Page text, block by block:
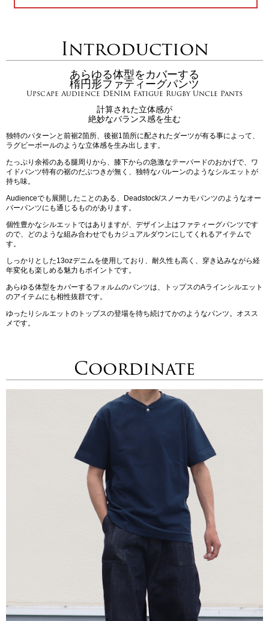
Introduction
あらゆる体型をカバーする
楕円形ファティーグパンツ
Upscape Audience DENIM Fatigue Rugby Uncle Pants
計算された立体感が
絶妙なバランス感を生む
独特のパターンと前裾2箇所、後裾1箇所に配されたダーツが有る事によって、
ラグビーボールのような立体感を生み出します。
たっぷり余裕のある腿周りから、膝下からの急激なテーパードのおかげで、ワ
イドパンツ特有の裾のだぶつきが無く、独特なバルーンのようなシルエットが
持ち味。
Audienceでも展開したことのある、Deadstock/スノーカモパンツのようなオー
バーパンツにも通じるものがあります。
個性豊かなシルエットではありますが、デザイン上はファティーグパンツです
ので、どのような組み合わせでもカジュアルダウンにしてくれるアイテムで
す。
しっかりとした13ozデニムを使用しており、耐久性も高く、穿き込みながら経
年変化も楽しめる魅力もポイントです。
あらゆる体型をカバーするフォルムのパンツは、トップスのAラインシルエット
のアイテムにも相性抜群です。
ゆったりシルエットのトップスの登場を待ち続けてかのようなパンツ。オスス
メです。
Coordinate